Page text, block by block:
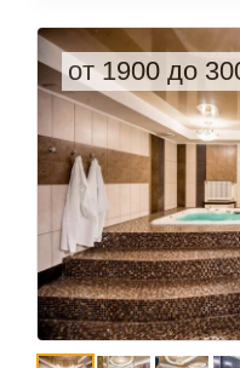
от 1900 до